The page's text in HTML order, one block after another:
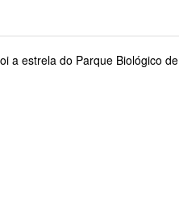
a estrela do Parque Biológico de